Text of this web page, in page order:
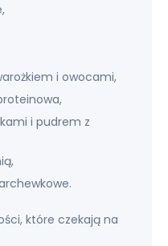
i owocami,
i pudrem z
które czekają na